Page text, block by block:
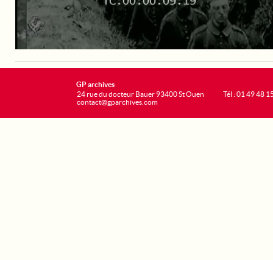
GP archives
24 rue du docteur Bauer 93400 St Ouen
contact@gparchives.com
Tél : 01 49 48